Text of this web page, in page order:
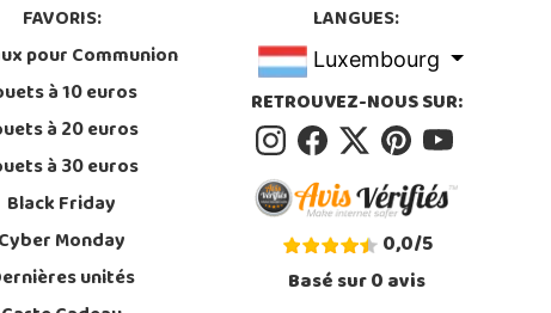
FAVORIS:
pour Communion
à 10 euros
à 20 euros
à 30 euros
Black Friday
Cyber Monday
unités
LANGUES:
Luxembourg
RETROUVEZ-NOUS SUR:
0,0/5
Basé sur0avis